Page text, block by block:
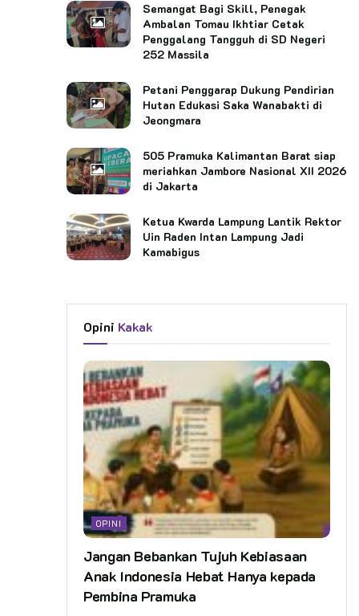
Semangat Bagi Skill, Penegak
Ambalan Tomau Ikhtiar Cetak
Penggalang Tangguh di SD Negeri
252 Massila
Petani Penggarap Dukung Pendirian
Hutan Edukasi Saka Wanabakti di
Jeongmara
505 Pramuka Kalimantan Barat siap
meriahkan Jambore Nasional XII 2026
di Jakarta
Ketua Kwarda Lampung Lantik Rektor
Uin Raden Intan Lampung Jadi
Kamabigus
Opini Kakak
OPINI
Jangan Bebankan Tujuh Kebiasaan
Anak Indonesia Hebat Hanya kepada
Pembina Pramuka